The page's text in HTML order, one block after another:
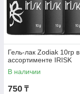
Гель-лак Zodiak 10гр в
ассортименте IRISK
В наличии
750 ₸